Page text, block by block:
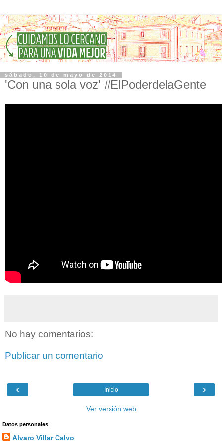
sábado, 10 de mayo de 2014
'Con una sola voz' #ElPoderdelaGente
No hay comentarios:
Publicar un comentario
‹ ›
Inicio
Ver versión web
Datos personales
Alvaro Villar Calvo